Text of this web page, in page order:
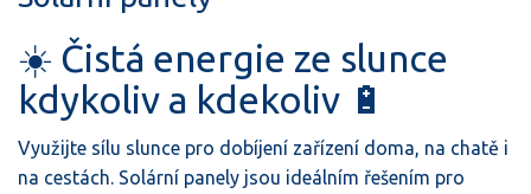
☀️ Čistá energie ze slunce
kdykoliv a kdekoliv 🔋
Využijte sílu slunce pro dobíjení zařízení doma, na chatě i
na cestách. Solární panely jsou ideálním řešením pro